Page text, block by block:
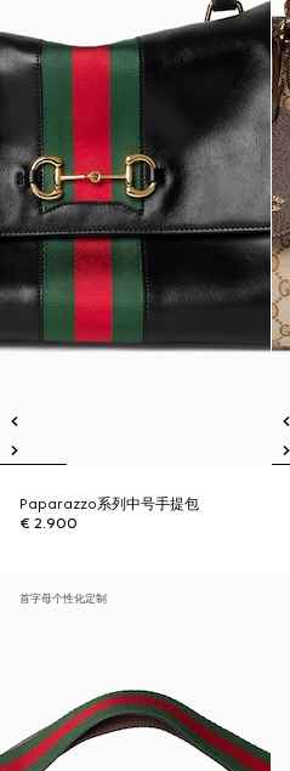
Paparazzo系列中号手提包
€ 2.900
首字母个性化定制